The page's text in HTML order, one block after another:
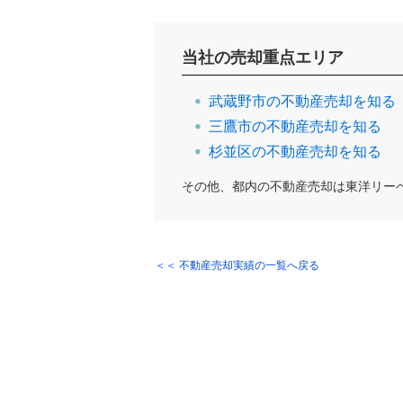
当社の売却重点エリア
武蔵野市の不動産売却を知る
三鷹市の不動産売却を知る
杉並区の不動産売却を知る
その他、都内の不動産売却は東洋リー
＜＜ 不動産売却実績の一覧へ戻る